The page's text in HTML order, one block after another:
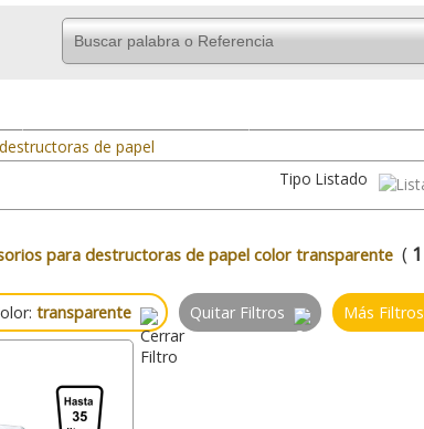
de papel
Tipo Listado
para destructoras de papel color transparente ( 1
transparente Quitar Filtros Más Filtros